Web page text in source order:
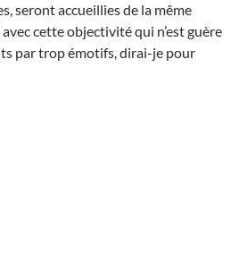
seront accueillies de la même
cette objectivité qui n’est guère
par trop émotifs, dirai-je pour